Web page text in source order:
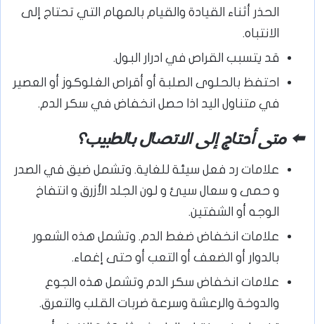
الحذر أثناء القيادة والقيام بالمهام التي تحتاج إلى
الانتباه.
قد يتسبب القراص في ادرار البول.
احتفظ بالحلوى الصلبة أو أقراص الغلوكوز أو العصير
في متناول اليد اذا حصل انخفاض في سكر الدم.
⬅️ متى أحتاج إلى الاتصال بالطبيب؟
علامات رد فعل سيئة للغاية. وتشمل ضيق في الصدر
و حمى و سعال سيئ و لون الجلد الأزرق و انتفاخ
الوجه أو الشفتين.
علامات انخفاض ضغط الدم. وتشمل هذه الشعور
بالدوار أو الضعف أو التعب أو حتى إغماء.
علامات انخفاض سكر الدم وتشمل هذه الجوع
والدوخة والرعشة وسرعة ضربات القلب والتعرق.